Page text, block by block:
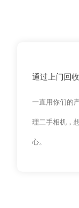
通过上门回
一直用你们的
理二手相机，
心。